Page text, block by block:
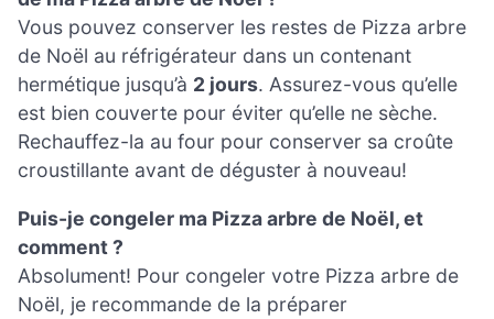
Vous pouvez conserver les restes de Pizza arbre
de Noël au réfrigérateur dans un contenant
hermétique jusqu’à 2 jours. Assurez-vous qu’elle
est bien couverte pour éviter qu’elle ne sèche.
Rechauffez-la au four pour conserver sa croûte
croustillante avant de déguster à nouveau!
Puis-je congeler ma Pizza arbre de Noël, et
comment ?
Absolument! Pour congeler votre Pizza arbre de
Noël, je recommande de la préparer